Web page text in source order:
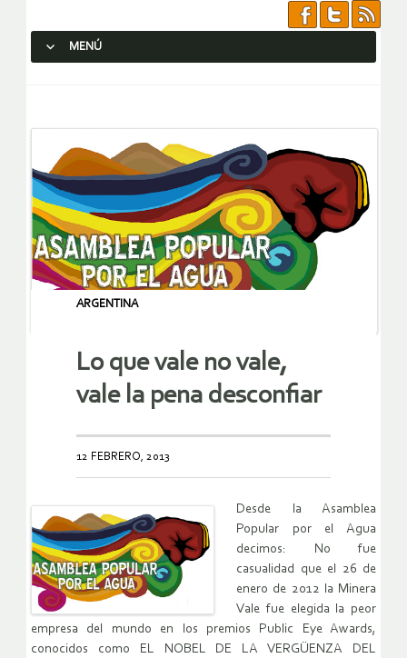
MENÚ
ARGENTINA
Lo que vale no vale,
vale la pena desconfiar
12 FEBRERO, 2013
Desde la Asamblea
Popular por el Agua
decimos: No fue
casualidad que el 26 de
enero de 2012 la Minera
Vale fue elegida la peor
empresa del mundo en los premios Public Eye Awards,
conocidos como EL NOBEL DE LA VERGÜENZA DEL